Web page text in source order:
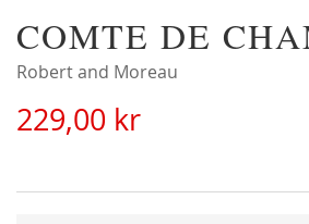
Christine Hélène'
298,00 kr
COMTE DE
Robert and Moreau
229,00 kr
Hoppa
till
början
bildgalleriet